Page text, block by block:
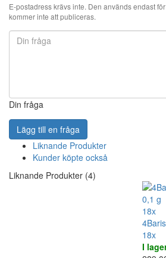
E-postadress krävs inte. Den används endast
kommer inte att publiceras.
Din fråga
Lägg till en fråga
Liknande Produkter
Kunder köpte också
Liknande Produkter (4)
18x
18x
I